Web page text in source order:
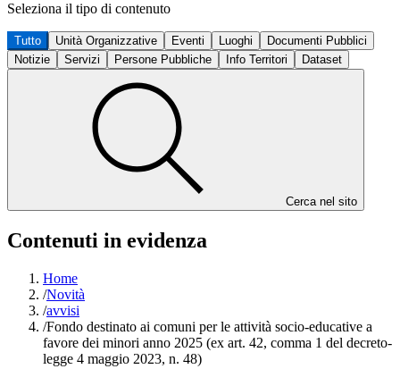
Seleziona il tipo di contenuto
Tutto Unità Organizzative Eventi Luoghi
Documenti Pubblici
Notizie
Servizi Persone Pubbliche Info Territori Dataset
Cerca nel sito
Contenuti in evidenza
Home
/Novità
/avvisi
/Fondo destinato ai comuni per le attività socio-educative a
favore dei minori anno 2025 (ex art. 42, comma 1 del decreto-
legge 4 maggio 2023, n. 48)